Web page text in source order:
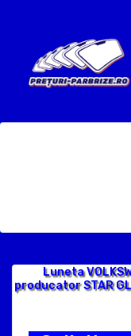
Luneta
producator STAR